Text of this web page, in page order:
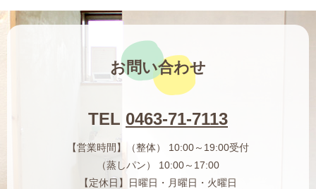
お問い合わせ
TEL 0463-71-7113
【営業時間】（整体） 10:00～19:00受付
（蒸しパン） 10:00～17:00
【定休日】日曜日・月曜日・火曜日